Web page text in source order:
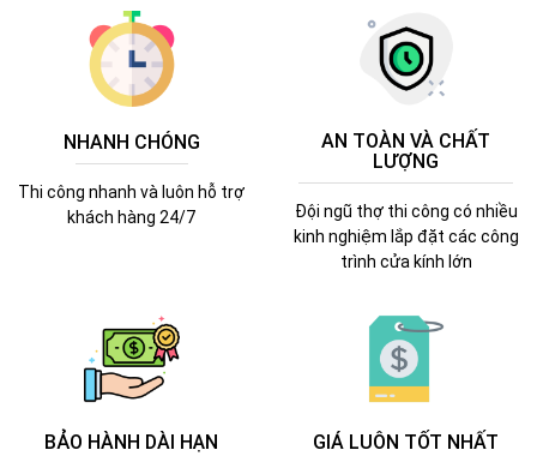
NHANH CHÓNG
Thi công nhanh và luôn hỗ trợ
khách hàng 24/7
AN TOÀN VÀ CHẤT
LƯỢNG
Đội ngũ thợ thi công có nhiều
kinh nghiệm lắp đặt các công
trình cửa kính lớn
BẢO HÀNH DÀI HẠN GIÁ LUÔN TỐT NHẤT